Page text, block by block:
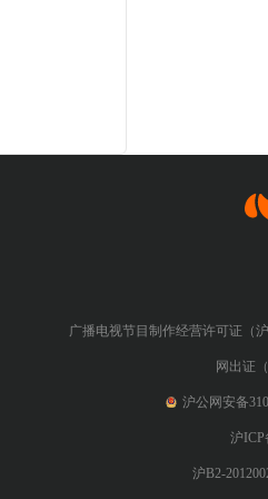
广播电视节目制作经营许可证（
网出证
沪公网安备
沪ICP
沪B2-
心